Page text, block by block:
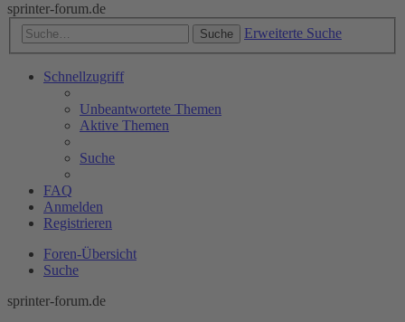
sprinter-forum.de
Suche Erweiterte Suche
Schnellzugriff
Unbeantwortete Themen
Aktive Themen
Suche
FAQ
Anmelden
Registrieren
Foren-Übersicht
Suche
sprinter-forum.de